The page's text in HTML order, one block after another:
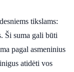
tikslams:
Ši suma gali būti
pagal asmeninius
atidėti vos